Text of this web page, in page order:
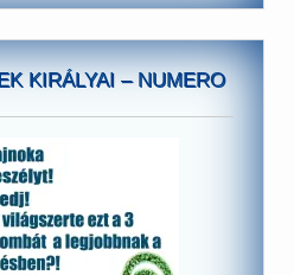
KIRÁLYAI – NUMERO